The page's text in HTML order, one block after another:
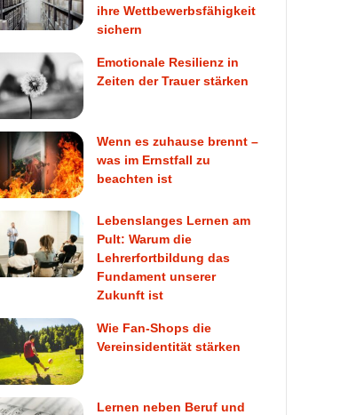
ihre Wettbewerbsfähigkeit
sichern
Emotionale Resilienz in
Zeiten der Trauer stärken
Wenn es zuhause brennt –
was im Ernstfall zu
beachten ist
Lebenslanges Lernen am
Pult: Warum die
Lehrerfortbildung das
Fundament unserer
Zukunft ist
Wie Fan-Shops die
Vereinsidentität stärken
Lernen neben Beruf und